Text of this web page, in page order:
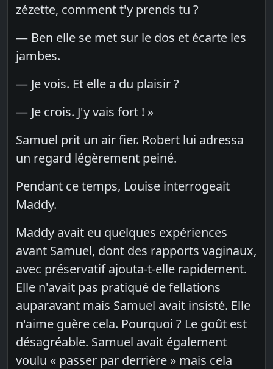
zézette, comment t'y prends tu ?
— Ben elle se met sur le dos et écarte les
jambes.
— Je vois. Et elle a du plaisir ?
— Je crois. J'y vais fort ! »
Samuel prit un air fier. Robert lui adressa
un regard légèrement peiné.
Pendant ce temps, Louise interrogeait
Maddy.
Maddy avait eu quelques expériences
avant Samuel, dont des rapports vaginaux,
avec préservatif ajouta-t-elle rapidement.
Elle n'avait pas pratiqué de fellations
auparavant mais Samuel avait insisté. Elle
n'aime guère cela. Pourquoi ? Le goût est
désagréable. Samuel avait également
voulu « passer par derrière » mais cela